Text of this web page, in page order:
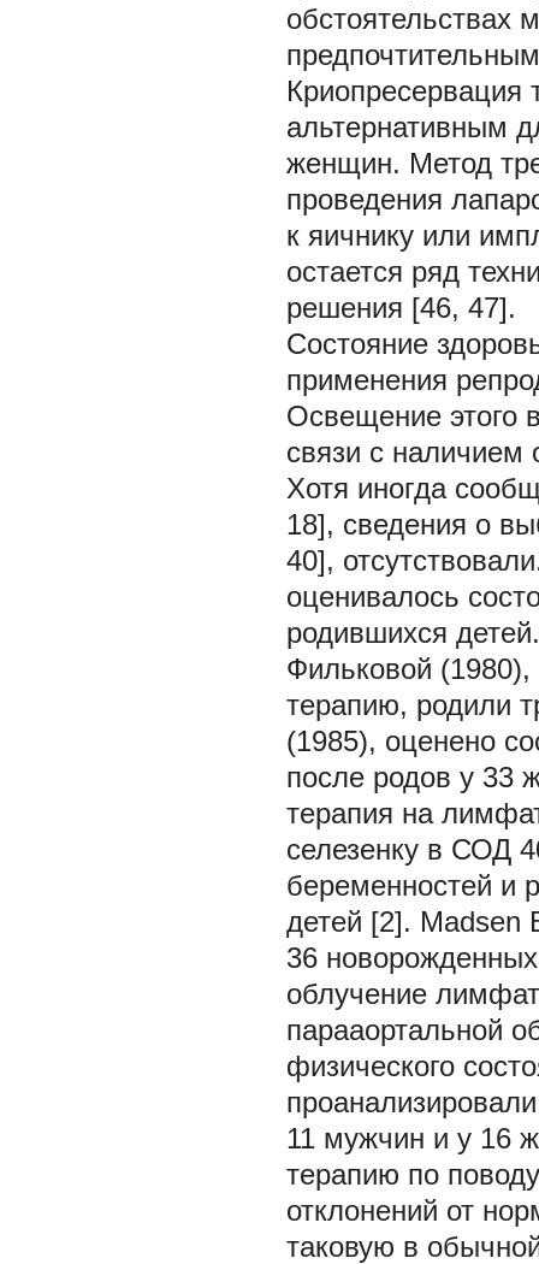
обстоятельствах
Криопресервация
альтернативным
женщин. Метод
проведения
к яичнику или
остается ряд
решения [46, 47].
Состояние
применения
Освещение этого
связи с наличием
Хотя иногда
18], сведения о
40],
оценивалось
родившихся
Фильковой
терапию, родили
(1985), оценено
после родов у 33
терапия на
селезенку в СОД
беременностей и
детей [2]. Madsen
36
облучение
парааортальной
физического
11 мужчин и у 16
терапию по
отклонений от
таковую в